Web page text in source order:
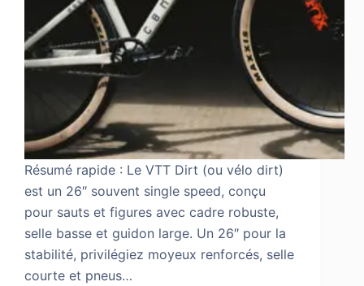
Résumé rapide : Le VTT Dirt (ou vélo dirt)
est un 26″ souvent single speed, conçu
pour sauts et figures avec cadre robuste,
selle basse et guidon large. Un 26″ pour la
stabilité, privilégiez moyeux renforcés, selle
courte et pneus…